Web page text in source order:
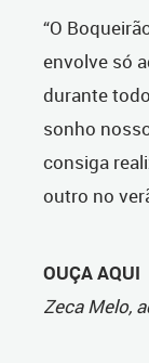
“O
envolve só
durante
sonho
consiga
outro no
OUÇA AQUI
Zeca Melo,